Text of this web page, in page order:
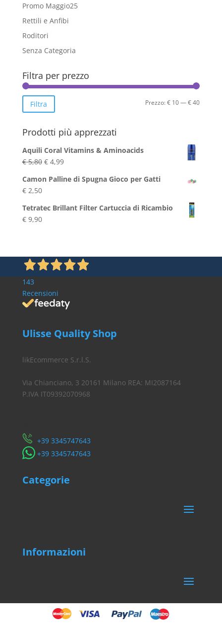
Promo Maggio25
Rettili e Anfibi
Roditori
Senza Categoria
Filtra per prezzo
Prezzo
Prezzo
Filtra Prezzo:€ 10—€ 40
Prodotti più apprezzati
Aquili Coral Vitamins & Aminoacids
€5,80 Il
originale
€ 5,80.
€4,99Il
attuale
€ 4,99.
Camon Palline di Spugna Gioco per Gatti
€2,50
Tetratec Brillant Filter Cartuccia di Ricambio
€9,90
143
Recensioni
Ulisse Quality Shop
likEcommerce S.r.l.S.
Via Chianciano, 3 20161 Milano REA: MI2087164
P.IVA IT09392070968
​+39 3345747643
​+39 3345747643
Categorie
Informazioni